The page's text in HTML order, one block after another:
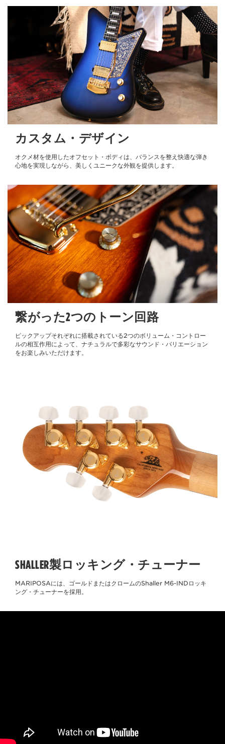
カスタム・デザイン
オクメ材を使用したオフセット・ボディは、バランスを整え快適な弾き
心地を実現しながら、美しくユニークな外観を提供します。
繋がった2つのトーン回路
ピックアップそれぞれに搭載されている2つのボリューム・コントロー
ルの相互作用によって、ナチュラルで多彩なサウンド・バリエーション
をお楽しみいただけます。
SHALLER製ロッキング・チューナー
MARIPOSAには、ゴールドまたはクロームのShaller M6-INDロッキ
ング・チューナーを採用。